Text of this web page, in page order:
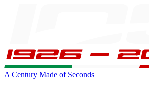
A Century Made of Seconds